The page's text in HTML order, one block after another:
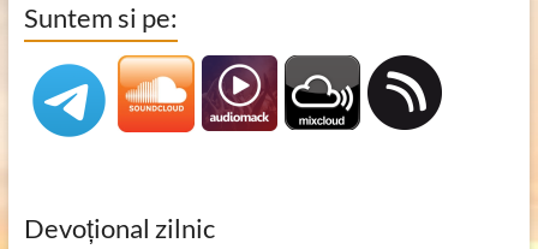
Suntem si pe:
Devoțional zilnic